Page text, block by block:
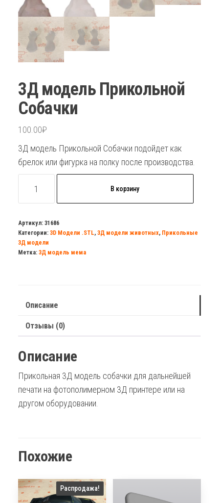
3Д модель Прикольной
Собачки
100.00₽
3Д модель Прикольной Собачки подойдет как
брелок или фигурка на полку после производства.
товара
модель
Прикольной
Собачки
В корзину
Артикул:31686
Категории:3D Модели .STL,3Д модели животных, Прикольные
3Д модели
Метка:3Д модель мема
Описание
Отзывы (0)
Описание
Прикольная 3Д модель собачки для дальнейшей
печати на фотополимерном 3Д принтере или на
другом оборудовании.
Похожие
Распродажа!